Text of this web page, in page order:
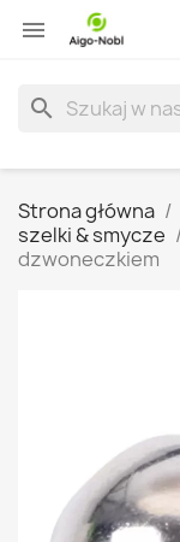

search
Strona główna
szelki & smycze
dzwoneczkiem